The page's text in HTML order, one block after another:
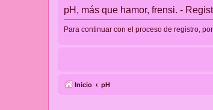
pH, más que hamor, frensi. -
Para continuar con el proceso de registro,
Inicio pH